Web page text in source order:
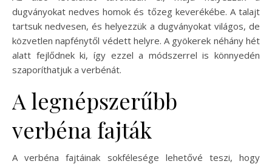
dugványokat nedves homok és tőzeg keverékébe. A talajt
tartsuk nedvesen, és helyezzük a dugványokat világos, de
közvetlen napfénytől védett helyre. A gyökerek néhány hét
alatt fejlődnek ki, így ezzel a módszerrel is könnyedén
szaporíthatjuk a verbénát.
A legnépszerűbb
verbéna fajták
A verbéna fajtáinak sokfélesége lehetővé teszi, hogy